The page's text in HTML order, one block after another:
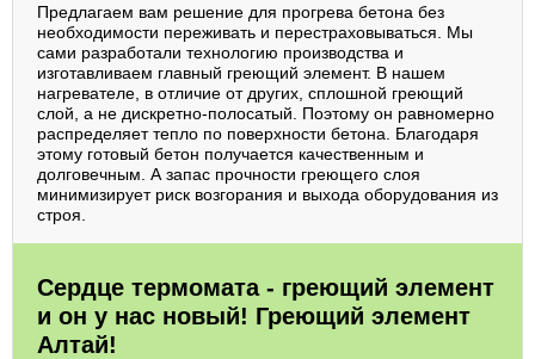
Предлагаем вам решение для прогрева бетона без
необходимости переживать и перестраховываться. Мы
сами разработали технологию производства и
изготавливаем главный греющий элемент. В нашем
нагревателе, в отличие от других, сплошной греющий
слой, а не дискретно-полосатый. Поэтому он равномерно
распределяет тепло по поверхности бетона. Благодаря
этому готовый бетон получается качественным и
долговечным. А запас прочности греющего слоя
минимизирует риск возгорания и выхода оборудования из
строя.
Сердце термомата - греющий элемент
и он у нас новый! Греющий элемент
Алтай!